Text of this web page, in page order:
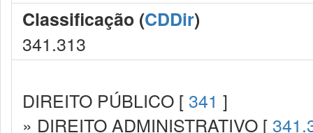
Classificação (CDDir)
341.313
DIREITO PÚBLICO [ 341 ]
» DIREITO ADMINISTRATIVO [